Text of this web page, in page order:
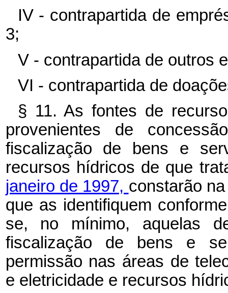
IV - contrapartida de
3;
V - contrapartida de outros
VI - contrapartida de
§ 11. As fontes de
provenientes de
fiscalização de bens e
recursos hídricos de que
janeiro de 1997, constarão
que as identifiquem
se, no mínimo, aquelas
fiscalização de bens e
permissão nas áreas de
e eletricidade e recursos